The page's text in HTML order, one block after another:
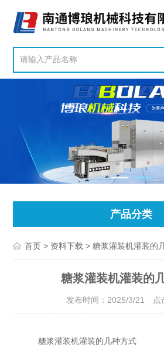
产品分类
首页 > 资料下载 > 糖浆灌装机灌装的
糖浆灌装机灌装的
发布时间：2025/3/21 点
糖浆灌装机灌装的几种方式